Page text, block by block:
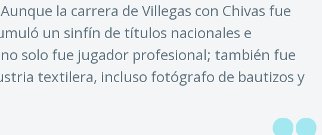
la carrera de Villegas con Chivas fue
un sinfín de títulos nacionales e
solo fue jugador profesional; también fue
textilera, incluso fotógrafo de bautizos y